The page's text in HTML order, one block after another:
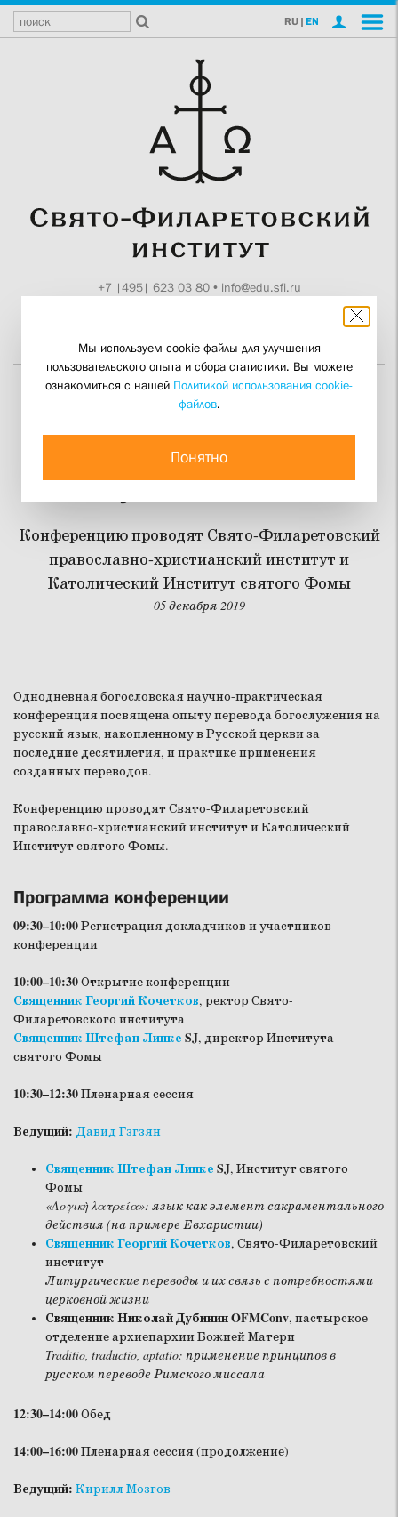
RU | EN
+7 |495| 623 03 80• info@edu.sfi.ru
Перевод богослужения
на русский язык
обсуждают в СФИ
Конференцию проводят Свято-Филаретовский
православно-христианский институт и
Католический Институт святого Фомы
05 декабря 2019
Однодневная богословская научно-практическая
конференция посвящена опыту перевода богослужения на
русский язык, накопленному в Русской церкви за
последние десятилетия, и практике применения
созданных переводов.
Конференцию проводят Свято-Филаретовский
православно-христианский институт и Католический
Институт святого Фомы.
Программа конференции
09:30–10:00Регистрация докладчиков и участников
конференции
10:00–10:30Открытие конференции
Священник Георгий Кочетков, ректор Свято-
Филаретовского института
Священник Штефан Липке SJ, директор Института
святого Фомы
10:30–12:30Пленарная сессия
Ведущий: Давид Гзгзян
Священник Штефан Липке SJ, Институт святого
Фомы
«Λογικὴ λατρεία»: язык как элемент сакраментального
действия (на примере Евхаристии)
Священник Георгий Кочетков, Свято-Филаретовский
институт
Литургические переводы и их связь с потребностями
церковной жизни
Священник Николай Дубинин OFMConv, пастырское
отделение архиепархии Божией Матери
Traditio, traductio, aptatio: применение принципов в
русском переводе Римского миссала
12:30–14:00Обед
14:00–16:00Пленарная сессия (продолжение)
Ведущий: Кирилл Мозгов
Мы используем cookie-файлы для улучшения
пользовательского опыта и сбора статистики. Вы можете
ознакомиться с нашей Политикой использования cookie-
файлов.
Понятно